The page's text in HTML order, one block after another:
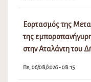
Εορτασμός της
της
στην Αταλάντη του
Πε, 06/08/2026 - 08:15